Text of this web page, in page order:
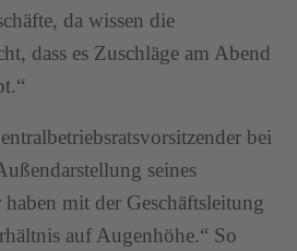
da wissen die
dass es Zuschläge am Abend
bei
seines
mit der Geschäftsleitung
auf Augenhöhe.“ So